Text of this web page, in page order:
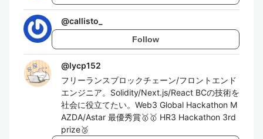
@callisto_
Follow
@lycp152
フリーランスブロックチェーン/フロントエンド
エンジニア。Solidity/Next.js/React BCの技術を
社会に役立てたい。Web3 Global Hackathon M
AZDA/Astar 最優秀賞🥇🥇 HR3 Hackathon 3rd
prize🥉